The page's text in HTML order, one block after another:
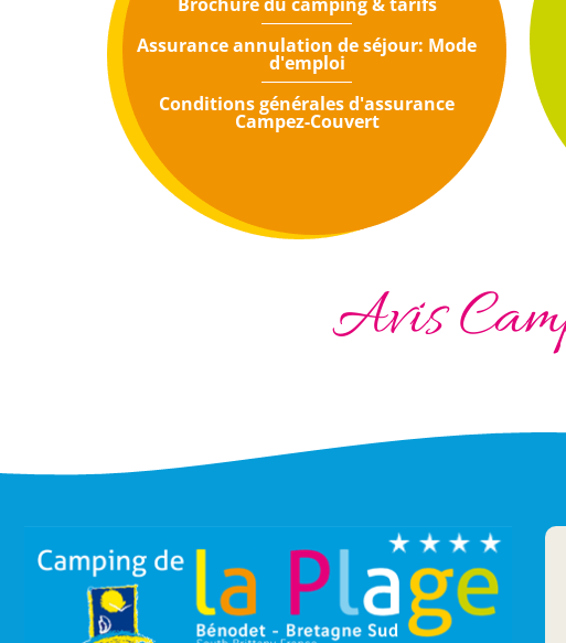
Assurance annulation de séjour: Mode
d'emploi
Conditions générales d'assurance
Campez-Couvert
Avis